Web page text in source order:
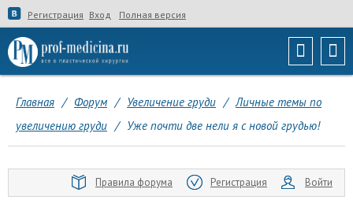
Регистрация Вход Полная версия
Главная / Форум / Увеличение груди / Личные темы по
увеличению груди / Уже почти две нели я с новой грудью!
Правила форума Регистрация Войти